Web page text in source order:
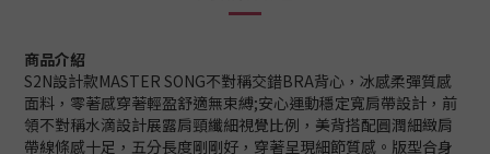
商品介紹
S2N設計款MASTER SONG不對稱交錯BRA背心，冰感柔彈質感
面料，零著感穿著輕盈舒適無束縛;安心運動穩定寬肩帶設計，前
領不對稱水滴設計展露肩頸纖細視覺比例，美背搭配圓潤細緻肩
帶線條感十足，五分長度剛剛好，穿著呈現細節質感。版型合身